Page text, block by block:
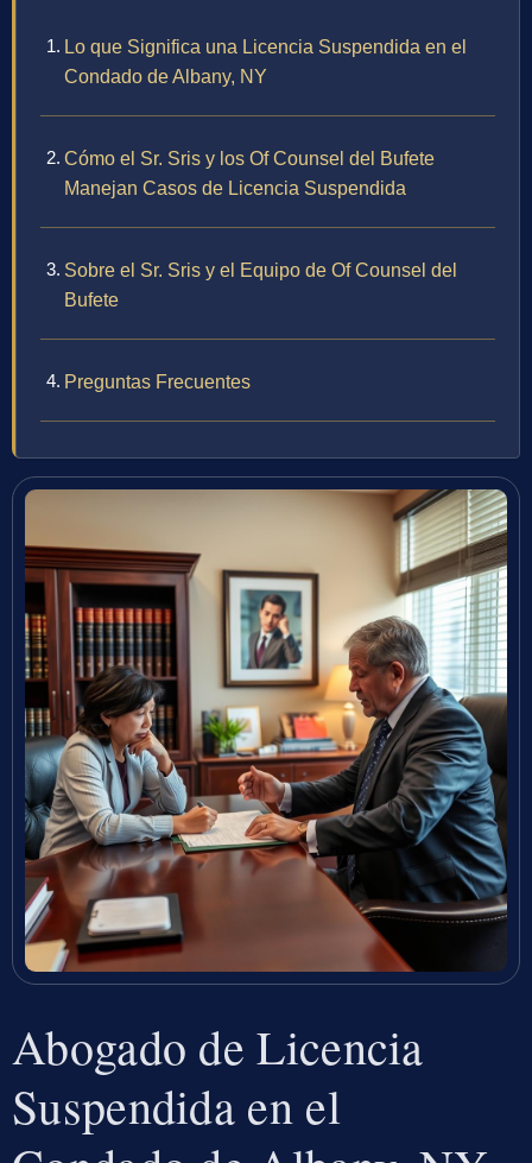
Lo que Significa una Licencia Suspendida en el
Condado de Albany, NY
Cómo el Sr. Sris y los Of Counsel del Bufete
Manejan Casos de Licencia Suspendida
Sobre el Sr. Sris y el Equipo de Of Counsel del
Bufete
Preguntas Frecuentes
Abogado de Licencia
Suspendida en el